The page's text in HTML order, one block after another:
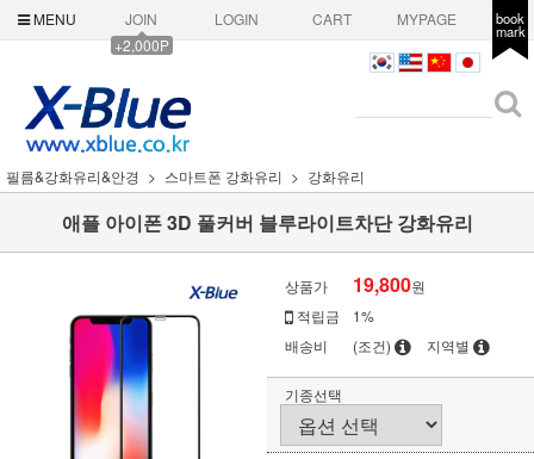
MENU
JOIN
+2,000P
LOGIN CART MYPAGE book
mark
필름&강화유리&안경 스마트폰 강화유리 강화유리
애플 아이폰 3D 풀커버 블루라이트차단 강화유리
상품가 19,800원
적립금
1%
배송비
(조건) 지역별
기종선택